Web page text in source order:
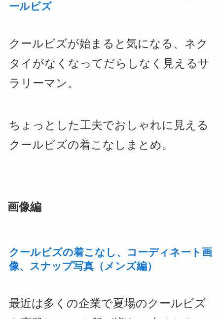
ールビズ
クールビズが始まると気になる、ネク
タイがなくなってだらしなく見えるサ
ラリーマン。
ちょっとした工夫でおしゃれに見える
クールビズの着こなしまとめ。
画像編
クールビズの着こなし、コーディネート画
像、スナップ写真（メンズ編）
最近は多くの企業で夏場のクールビズ